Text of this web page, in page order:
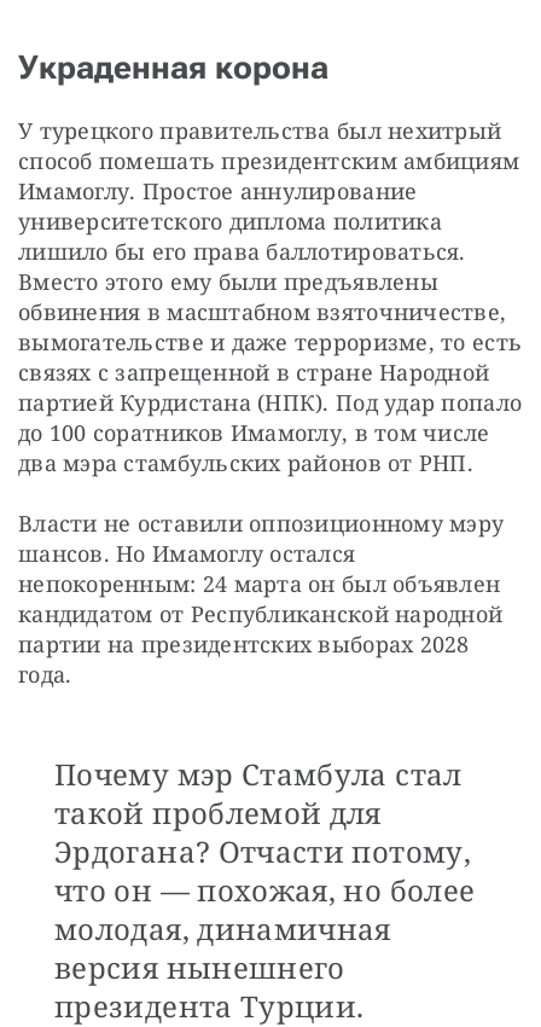
Украденная корона
У турецкого правительства был нехитрый
способ помешать президентским амбициям
Имамоглу. Простое аннулирование
университетского диплома политика
лишило бы его права баллотироваться.
Вместо этого ему были предъявлены
обвинения в масштабном взяточничестве,
вымогательстве и даже терроризме, то есть
связях с запрещенной в стране Народной
партией Курдистана (НПК). Под удар попало
до 100 соратников Имамоглу, в том числе
два мэра стамбульских районов от РНП.
Власти не оставили оппозиционному мэру
шансов. Но Имамоглу остался
непокоренным: 24 марта он был объявлен
кандидатом от Республиканской народной
партии на президентских выборах 2028
года.
Почему мэр Стамбула стал
такой проблемой для
Эрдогана? Отчасти потому,
что он — похожая, но более
молодая, динамичная
версия нынешнего
президента Турции.